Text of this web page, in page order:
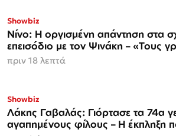
Showbiz
Νίνο: Η οργισμένη απάντηση στα
επεισόδιο με τον Ψινάκη – «Τους
πριν 18 λεπτά
Showbiz
Λάκης Γαβαλάς: Γιόρτασε τα 74α
αγαπημένους φίλους – Η έκπληξη